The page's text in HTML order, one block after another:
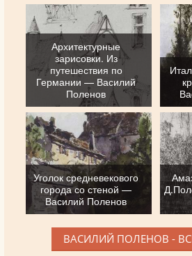
Архитектурные
зарисовки. Из
путешествия по
Германии — Василий
Поленов
Уголок средневекового
города со стеной —
Василий Поленов
ВАСИЛИЙ ПОЛЕНОВ -